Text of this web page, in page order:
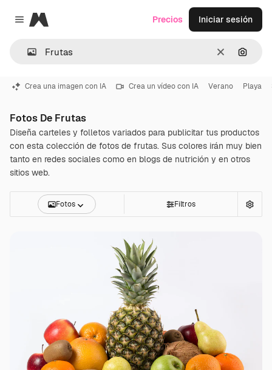
Close menu
Magnific
Borrar
Precios Iniciar sesión
Crea una imagen con IA Crea un vídeo con IA Verano Playa
Fotos De Frutas
Diseña carteles y folletos variados para publicitar tus productos
con esta colección de fotos de frutas. Sus colores irán muy bien
tanto en redes sociales como en blogs de nutrición y en otros
sitios web.
Fotos Filtros